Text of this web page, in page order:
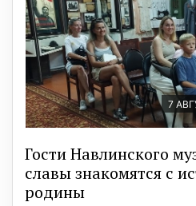
7
Гости Навлинского
славы знакомятся с
родины